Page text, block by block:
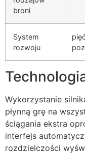
broni
System
rozwoju
Wykorzystanie
płynną grę na
ściągania ekstra
interfejs
rozdzielczości